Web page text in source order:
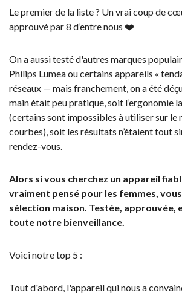
Le premier de la liste ? Un vrai coup de
approuvé par 8 d’entre nous ❤️
On a aussi testé d'autres marques
Philips Lumea ou certains appareils «
réseaux — mais franchement, on a été
main était peu pratique, soit l’ergonomie
(certains sont impossibles à utiliser sur le
courbes), soit les résultats n’étaient tout
rendez-vous.
Alors si vous cherchez un appareil
vraiment pensé pour les femmes,
sélection maison. Testée, approuvée,
toute notre bienveillance.
Voici notre top 5 :
Tout d'abord, l'appareil qui nous a